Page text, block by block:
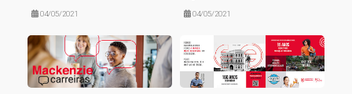
04/05/2021 04/05/2021